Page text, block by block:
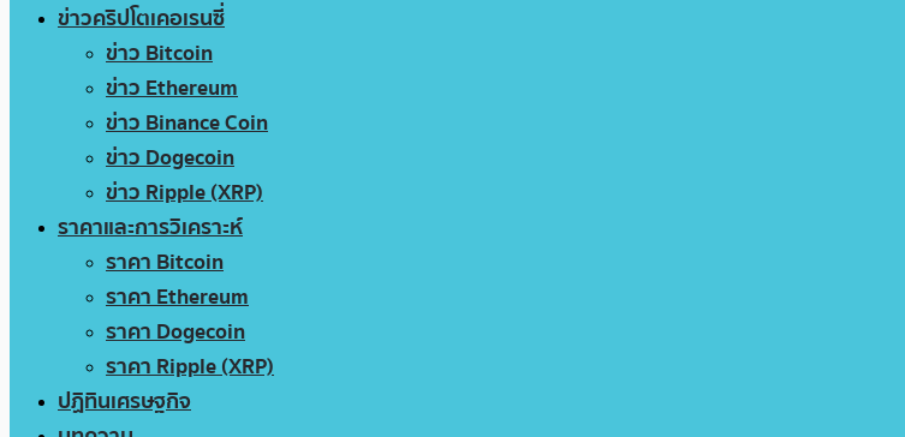
ข่าวคริปโตเคอเรนซี่
ข่าว Bitcoin
ข่าว Ethereum
ข่าว Binance Coin
ข่าว Dogecoin
ข่าว Ripple (XRP)
ราคาและการวิเคราะห์
ราคา Bitcoin
ราคา Ethereum
ราคา Dogecoin
ราคา Ripple (XRP)
ปฏิทินเศรษฐกิจ